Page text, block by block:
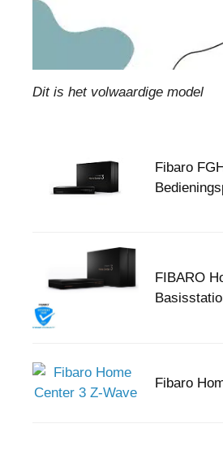
Dit is het volwaardige model
Fibaro
FIBARO
Fibaro